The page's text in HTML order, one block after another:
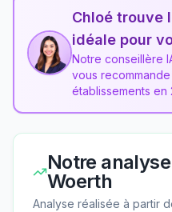
Chloé trouve
idéale pour
Notre conseillère
vous
établissements en
Notre
Woerth
Analyse réalisée à partir